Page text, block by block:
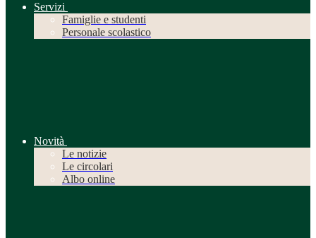
Servizi
Famiglie e studenti
Personale scolastico
Novità
Le notizie
Le circolari
Albo online